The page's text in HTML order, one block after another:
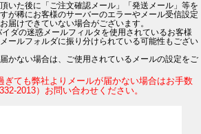
いた後に「ご注文確認メール」「発送メール」等を
が稀にお客様のサーバーのエラーやメール受信設定
届けできていない場合がございます。
ダの迷惑メールフィルタを使用されているお客様
ールフォルダに振り分けられている可能性もござい
かない場合は、ご使用されているメールの設定をご
ても弊社よりメールが届かない場合はお手数
2013）お問い合わせください。